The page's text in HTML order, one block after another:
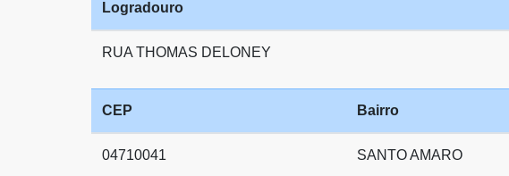
Logradouro
RUA THOMAS DELONEY
CEP Bairro
04710041 SANTO AMARO